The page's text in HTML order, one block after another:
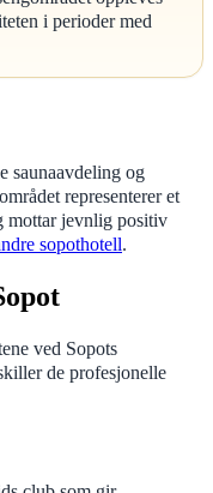
i perioder med
saunaavdeling og
representerer et
mottar jevnlig positiv
sopothotell.
ved Sopots
de profesjonelle